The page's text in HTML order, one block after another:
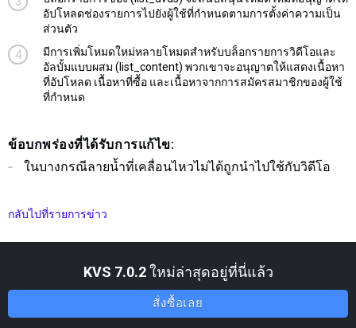
อัปโหลดช่องรายการไปยังผู้ใช้ที่กำหนดตามการตั้งค่าความเป็น
ส่วนตัว
มีการเพิ่มโหมดใหม่หลายโหมดสำหรับบล็อกรายการวิดีโอและ
อัลบั้มแบบผสม (list_content) พวกเขาจะอนุญาตให้แสดงเนื้อหา
ที่อัปโหลด เนื้อหาที่ซื้อ และเนื้อหาจากการสมัครสมาชิกของผู้ใช้
ที่กำหนด
ข้อบกพร่องที่ได้รับการแก้ไข:
ในบางกรณีลายน้ำที่เคลื่อนไหวไม่ได้ถูกนำไปใช้กับวิดีโอ
กลับไปที่รายการข่าว
KVS 7.0.2ใหม่ล่าสุดอยู่ที่นี่แล้ว
สั่งซื้อเลย